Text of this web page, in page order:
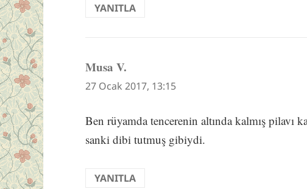
YANITLA
Musa V.
ki:
27 Ocak 2017, 13:15
Ben rüyamda tencerenin altında kalmış pilavı
sanki dibi tutmuş gibiydi.
YANITLA